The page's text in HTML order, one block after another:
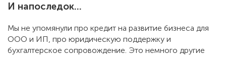
И напоследок…
Мы не упомянули про кредит на развитие бизнеса для
ООО и ИП, про юридическую поддержку и
бухгалтерское сопровождение. Это немного другие